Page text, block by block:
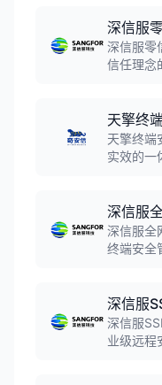
2020年终
企业提供
护。
深信服
深信服零
信任理念
万级并发
联动，为
护。
天擎终
天擎终端
实效的一
安全、合
办公系统
客户端，
深信服
深信服全
终端安全
管控、流
订阅办公
能力。
深信服
深信服
业级远程